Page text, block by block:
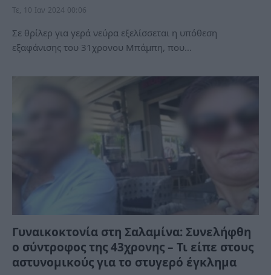
Τε, 10 Ιαν 2024 00:06
Σε θρίλερ για γερά νεύρα εξελίσσεται η υπόθεση
εξαφάνισης του 31χρονου Μπάμπη, που…
Γυναικοκτονία στη Σαλαμίνα: Συνελήφθη
ο σύντροφος της 43χρονης – Τι είπε στους
αστυνομικούς για το στυγερό έγκλημα